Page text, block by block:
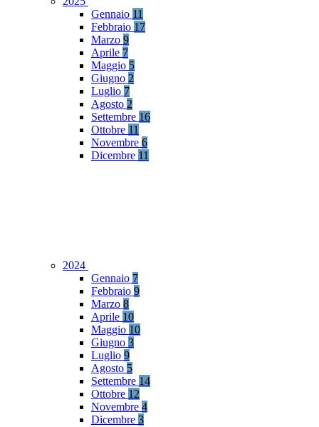
Gennaio 11
Febbraio 17
Marzo 9
Aprile 7
Maggio 5
Giugno 2
Luglio 7
Agosto 2
Settembre 16
Ottobre 11
Novembre 6
Dicembre 11
2024
Gennaio 7
Febbraio 9
Marzo 8
Aprile 10
Maggio 10
Giugno 3
Luglio 9
Agosto 5
Settembre 14
Ottobre 12
Novembre 4
Dicembre 3